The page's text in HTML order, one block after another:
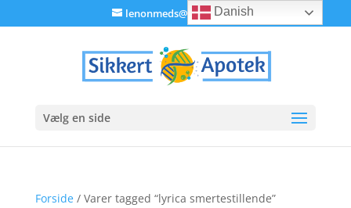
lenonmeds@gmail.com
Vælg en side
Forside/ Varer tagged “lyrica smertestillende”
Danish